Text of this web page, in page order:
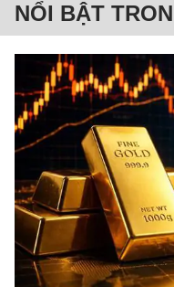
NỔI BẬT